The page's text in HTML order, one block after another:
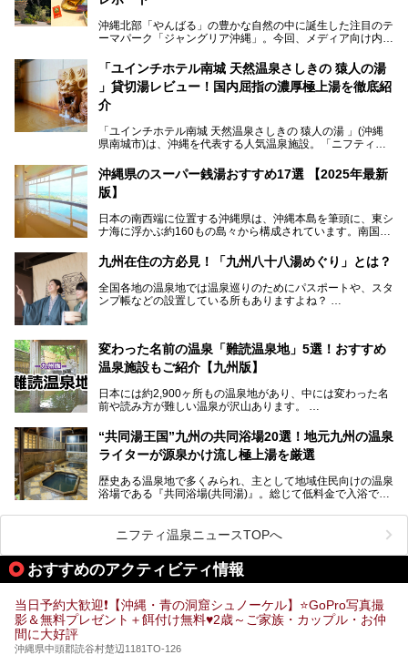
沖縄北部「やんばる」の豊かな自然の中に誕生した注目のテ
ーマパーク「ジャングリア沖縄」。今回、メディア向け内覧
グリアの全貌をお届けすべく、見どころや料金、アクセス方
法まで徹底解説していきます。
「ユインチホテル南城 天然温泉さしきの 猿人の湯
」貸切湯レビュー！国内屈指の濃厚極上湯を徹底紹
介
「ユインチホテル南城 天然温泉さしきの 猿人の湯 」(沖縄
県南城市)は、沖縄を代表する人気温泉施設。「ニフティ温
位を獲得し、平日・土日にかかわらず多くの常連客や温泉フ
ァンが訪れます。
ンに注目される存在。今回は貸切湯にスポットを当て、その
魅力を徹底解説します。
沖縄県のスーパー銭湯おすすめ17選 【2025年最新
版】
日本の南西端に位置する沖縄県は、沖縄本島を筆頭に、東シ
ナ海に浮かぶ約160もの島々から構成されています。南国な
ずの豊かな自然、独自の歴史や文化など、多くの人を惹きつ
けてやまない魅力あふれる観光県です。
そんな沖縄県のスーパー銭湯には、ホテル併設などリゾート
と同時に楽しめる施設が多くあります。日帰りでも旅行気分
九州在住の方必見！「九州八十八湯めぐり」とは？
全国各地の温泉地では温泉巡りのためにパスポートや、スタ
ンプ帳などの設置している所もありますよね？
な方ならぜひ参加してみたいスタンプラリーでしょう。
変わった名前の温泉「難読温泉地」5選！おすすめ
温泉施設もご紹介【九州版】
日本には約2,900ヶ所もの温泉地があり、中には変わった名
前や読み方が難しい温泉が沢山あります。
そこで日本各地にある「難読温泉地」を、地域ごとにクイズ
形式でご紹介。第５回目(最終回)である今回は、九州地方の
難読温泉地をピックアップしました。
いくつ読めるか、ぜひチャレンジしてみて下さいね！
“共同湯王国”九州の共同浴場20選！地元九州の温泉
ライターが源泉かけ流し極上湯を厳選
歴史ある温泉地で多くみられ、主として地域住民向けの温泉
浴場である『共同浴場(共同湯)』。総じて低料金で入浴で
特徴です。
共同浴場は全国各地の温泉地にありますが、特に九州地方は
共同湯文化が古くから発展し、質・量ともに大変充実。九州
は“共同湯王国”といっても決して過言では無いでしょう。
今回は地元在住の九州の温泉ライターである筆者が過去入浴
した中から、源泉かけ流しと泉質の良さにこだわって九州の
めぐりの参考にされてみて下さい！
ニフティ温泉ニュースTOPへ
おすすめのアクティビティ情報
当日予約大歓迎❗【沖縄・青の洞窟シュノーケル】⭐GoPro写真撮
影＆無料プレゼント＋餌付け無料♥️2歳～ご家族・カップル・お仲
間に大好評
沖縄県中頭郡読谷村楚辺1181TO-126